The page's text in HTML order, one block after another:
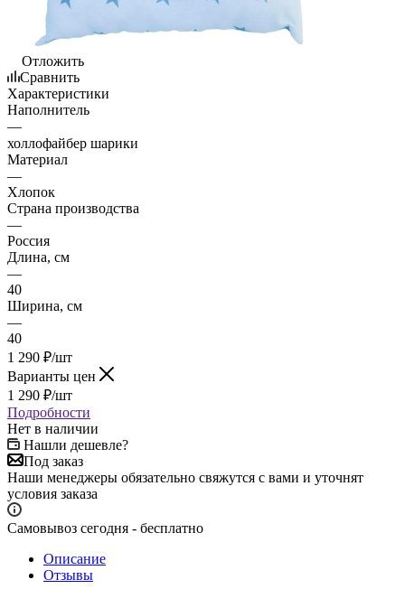
Отложить
Сравнить
Характеристики
Наполнитель
—
холлофайбер шарики⠀
Материал
—
Хлопок
Страна производства
—
Россия
Длина, см
—
40
Ширина, см
—
40
1 290 ₽/шт
Варианты цен
1 290 ₽/шт
Подробности
Нет в наличии
Нашли дешевле?
Под заказ
Наши менеджеры обязательно свяжутся с вами и уточнят
условия заказа
Самовывоз сегодня - бесплатно
Описание
Отзывы